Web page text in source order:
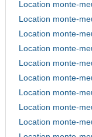
Location monte-
Location monte-
Location monte-
Location monte-
Location monte-
Location monte-
Location monte-
Location monte-
Location monte-